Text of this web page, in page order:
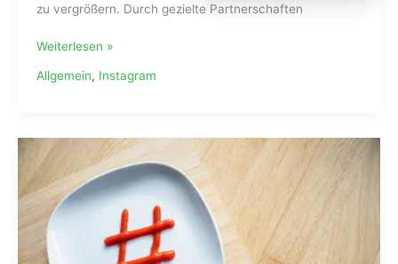
zu vergrößern. Durch gezielte Partnerschaften
Weiterlesen »
Allgemein, Instagram
Die
besten
Hashtags
für
mehr
Reichweite